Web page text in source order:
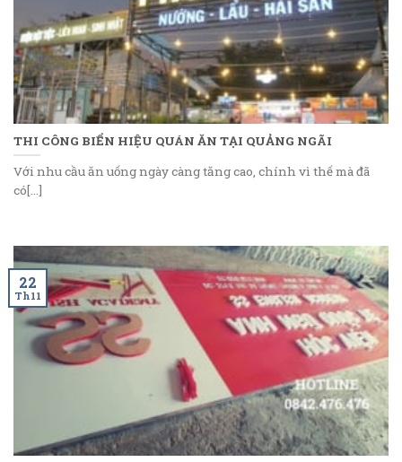
THI CÔNG BIỂN HIỆU QUÁN ĂN TẠI QUẢNG NGÃI
Với nhu cầu ăn uống ngày càng tăng cao, chính vì thế mà đã
có[...]
22
Th11